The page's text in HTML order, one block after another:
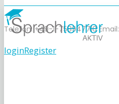
Telefon: +49-1-758947710 Email:
loginRegister